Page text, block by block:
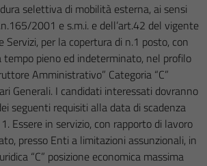
selettiva di mobilità esterna, ai sensi
2001 e s.m.i. e dell’art.42 del vigente
Servizi, per la copertura di n.1 posto, con
pieno ed indeterminato, nel profilo
Amministrativo” Categoria “C”
Generali. I candidati interessati dovranno
seguenti requisiti alla data di scadenza
Essere in servizio, con rapporto di lavoro
presso Enti a limitazioni assunzionali, in
“C” posizione economica massima